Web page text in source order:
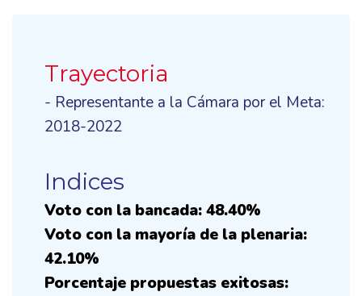
Trayectoria
- Representante a la Cámara por el Meta:
2018-2022
Indices
Voto con la bancada: 48.40%
Voto con la mayoría de la plenaria:
42.10%
Porcentaje propuestas exitosas: